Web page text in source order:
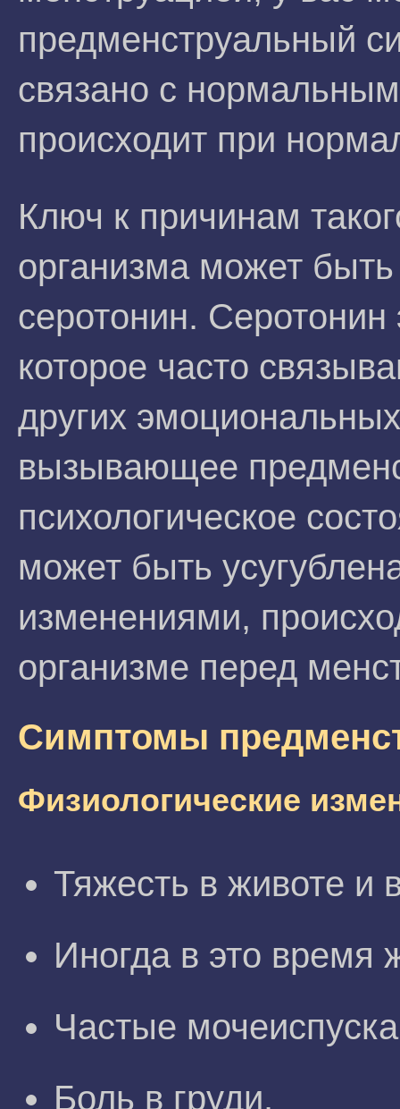
предменструальный
связано с
происходит при
Ключ к причинам
организма может
серотонин. Серотонин
которое часто
других
вызывающее
психологическое
может быть
изменениями,
организме перед
Симптомы
Физиологические
Тяжесть в животе и
Иногда в это время
Частые
Боль в груди.